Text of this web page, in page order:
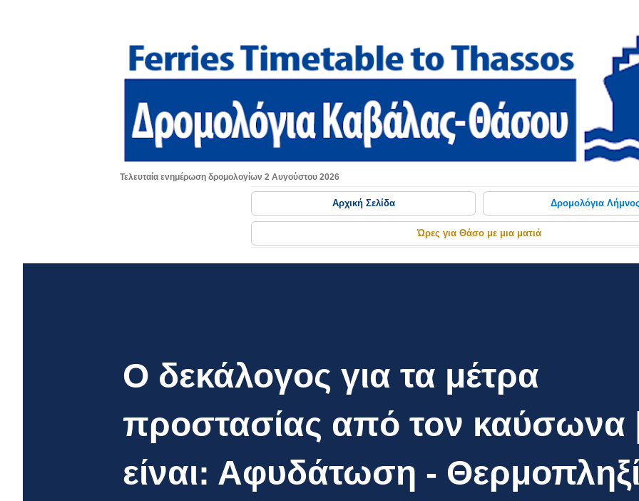
Τελευταία ενημέρωση δρομολογίων 2 Αυγούστου 2026
Αρχική Σελίδα Δρομολόγια
Ώρες για Θάσο με μια ματιά
Ο δεκάλογος για τα μέτρα
προστασίας από τον καύσωνα
είναι: Αφυδάτωση -